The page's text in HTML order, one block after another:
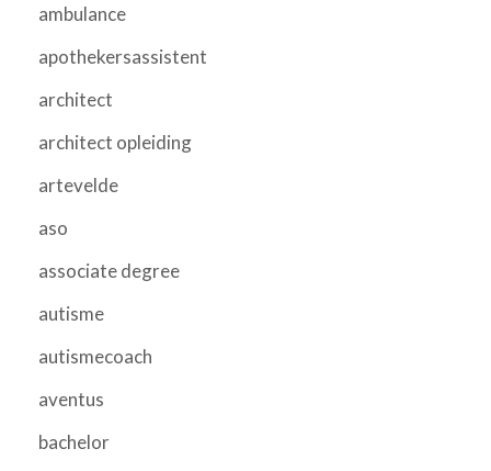
ambulance
apothekersassistent
architect
architect opleiding
artevelde
aso
associate degree
autisme
autismecoach
aventus
bachelor